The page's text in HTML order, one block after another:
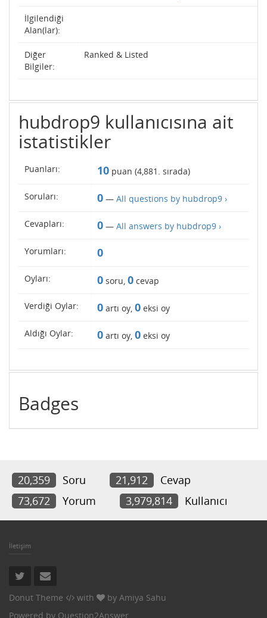
İlgilendiği
Alan(lar):
Diğer
Bilgiler:
Ranked & Listed
hubdrop9 kullanıcısına ait
istatistikler
Puanları: 10 puan (4,881 . sırada)
Soruları: 0 — All questions by hubdrop9 ›
Cevapları: 0 — All answers by hubdrop9 ›
Yorumları: 0
Oyları: 0 soru, 0 cevap
Verdiği Oylar: 0 artı oy, 0 eksi oy
Aldığı Oylar: 0 artı oy, 0 eksi oy
Badges
20,359 Soru 21,912
Cevap
73,672
Yorum 3,979,814 Kullanıcı
İletişim
Donut Theme with by Amiya Sahu
Powered by Question2Answer